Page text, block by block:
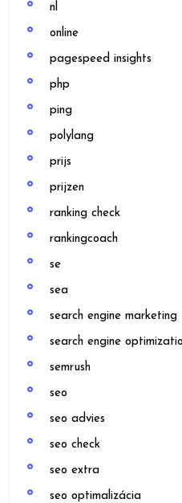
nl
online
pagespeed insights
php
ping
polylang
prijs
prijzen
ranking check
rankingcoach
se
sea
search engine marketing
search engine
semrush
seo
seo advies
seo check
seo extra
seo optimalizácia